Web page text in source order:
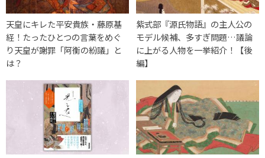
天皇にキレた平安貴族・藤原基
経！たったひとつの言葉をめぐ
り天皇が謝罪「阿衡の紛議」と
は？
紫式部『源氏物語』の主人公の
モデル候補、多すぎ問題…議論
に上がる人物を一挙紹介！【後
編】